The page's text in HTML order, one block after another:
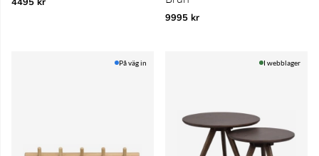
9995 kr
På väg in I webblager